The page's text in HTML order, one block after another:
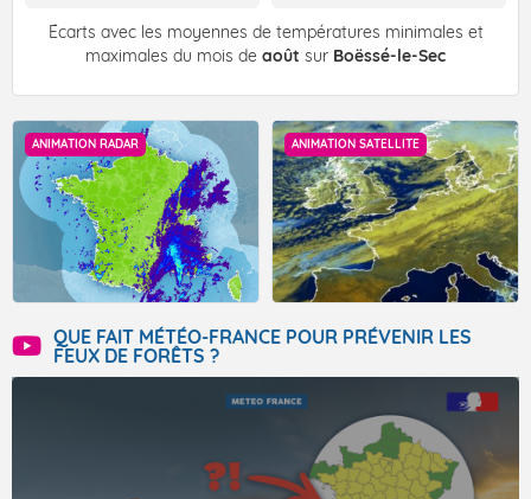
Écarts avec les moyennes de températures minimales et
maximales du mois de août sur Boëssé-le-Sec
ANIMATION RADAR ANIMATION SATELLITE
QUE FAIT MÉTÉO-FRANCE POUR PRÉVENIR LES
FEUX DE FORÊTS ?